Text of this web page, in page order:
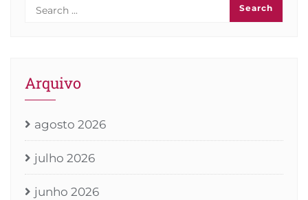
Arquivo
agosto 2026
julho 2026
junho 2026